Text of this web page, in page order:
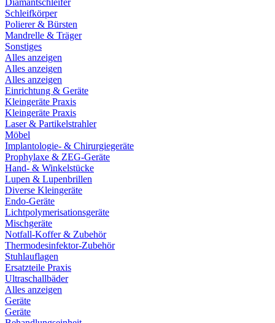
Diamantschleifer
Schleifkörper
Polierer & Bürsten
Mandrelle & Träger
Sonstiges
Alles anzeigen
Alles anzeigen
Alles anzeigen
Einrichtung & Geräte
Kleingeräte Praxis
Kleingeräte Praxis
Laser & Partikelstrahler
Möbel
Implantologie- & Chirurgiegeräte
Prophylaxe & ZEG-Geräte
Hand- & Winkelstücke
Lupen & Lupenbrillen
Diverse Kleingeräte
Endo-Geräte
Lichtpolymerisationsgeräte
Mischgeräte
Notfall-Koffer & Zubehör
Thermodesinfektor-Zubehör
Stuhlauflagen
Ersatzteile Praxis
Ultraschallbäder
Alles anzeigen
Geräte
Geräte